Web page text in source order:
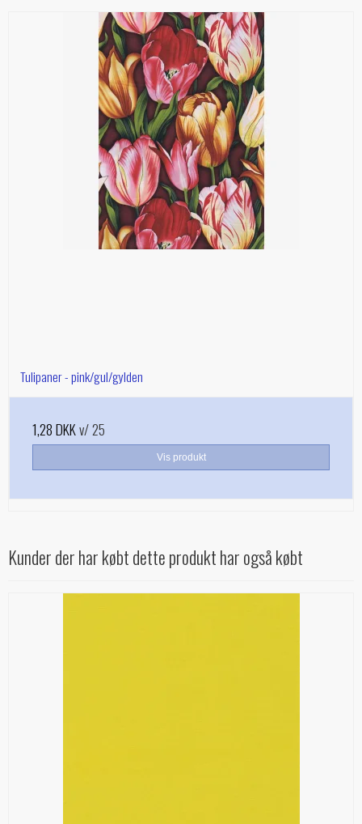
Tulipaner - pink/gul/gylden
1,28 DKKv/ 25
Vis produkt
Kunder der har købt dette produkt har også købt